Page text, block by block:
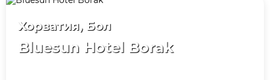
Хорватия, Бол
Bluesun Hotel Borak